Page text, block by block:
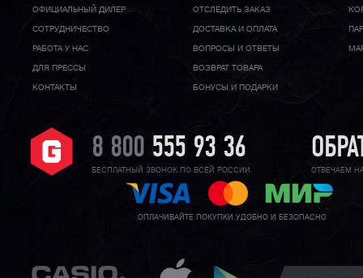
ОФИЦИАЛЬНЫЙ ДИЛЕР
CОТРУДНИЧЕСТВО
РАБОТА У НАС
ДЛЯ ПРЕССЫ
КОНТАКТЫ
ОТСЛЕДИТЬ ЗАКАЗ
ДОСТАВКА И ОПЛАТА
ВОПРОСЫ И ОТВЕТЫ
ВОЗВРАТ ТОВАРА
БОНУСЫ И ПОДАРКИ
8 800 555 93 36
БЕСПЛАТНЫЙ ЗВОНОК ПО ВСЕЙ РОССИИ ОТВЕЧАЕМ
ОПЛАЧИВАЙТЕ ПОКУПКИ УДОБНО И БЕЗОПАСНО